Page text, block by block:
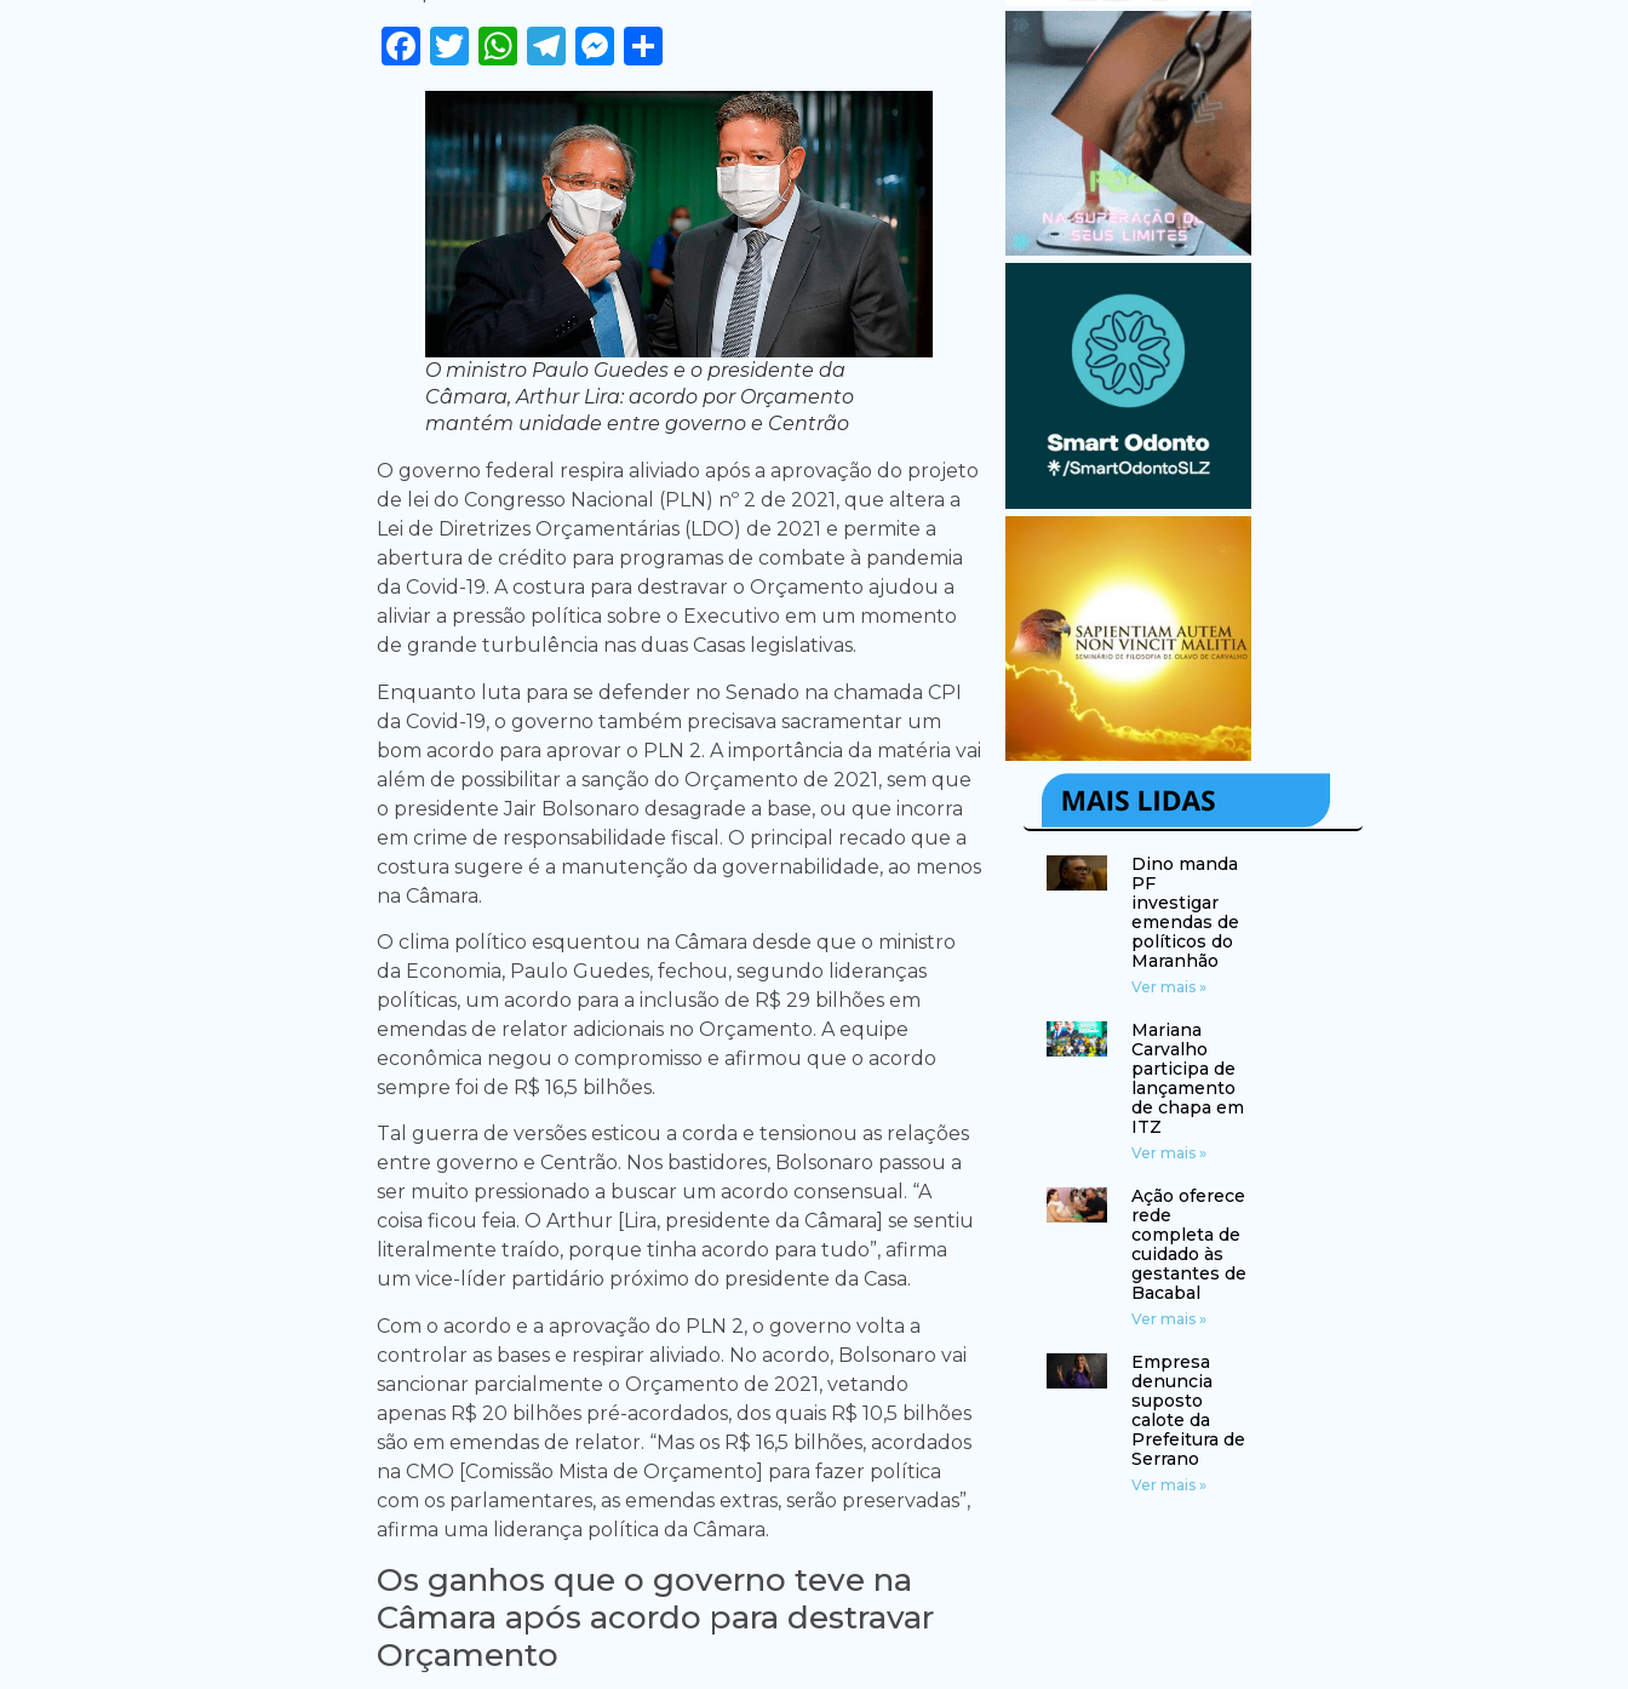
Facebook
Twitter
WhatsApp
Telegram
Messenger
O ministro Paulo Guedes e o presidente da
Câmara, Arthur Lira: acordo por Orçamento
mantém unidade entre governo e Centrão
O governo federal respira aliviado após a aprovação do projeto
de lei do Congresso Nacional (PLN) nº 2 de 2021, que altera a
Lei de Diretrizes Orçamentárias (LDO) de 2021 e permite a
abertura de crédito para programas de combate à pandemia
da Covid-19. A costura para destravar o Orçamento ajudou a
aliviar a pressão política sobre o Executivo em um momento
de grande turbulência nas duas Casas legislativas.
Enquanto luta para se defender no Senado na chamada CPI
da Covid-19, o governo também precisava sacramentar um
bom acordo para aprovar o PLN 2. A importância da matéria vai
além de possibilitar a sanção do Orçamento de 2021, sem que
o presidente Jair Bolsonaro desagrade a base, ou que incorra
em crime de responsabilidade fiscal. O principal recado que a
costura sugere é a manutenção da governabilidade, ao menos
na Câmara.
O clima político esquentou na Câmara desde que o ministro
da Economia, Paulo Guedes, fechou, segundo lideranças
políticas, um acordo para a inclusão de R$ 29 bilhões em
emendas de relator adicionais no Orçamento. A equipe
econômica negou o compromisso e afirmou que o acordo
sempre foi de R$ 16,5 bilhões.
Tal guerra de versões esticou a corda e tensionou as relações
entre governo e Centrão. Nos bastidores, Bolsonaro passou a
ser muito pressionado a buscar um acordo consensual. “A
coisa ficou feia. O Arthur [Lira, presidente da Câmara] se sentiu
literalmente traído, porque tinha acordo para tudo”, afirma
um vice-líder partidário próximo do presidente da Casa.
Com o acordo e a aprovação do PLN 2, o governo volta a
controlar as bases e respirar aliviado. No acordo, Bolsonaro vai
sancionar parcialmente o Orçamento de 2021, vetando
apenas R$ 20 bilhões pré-acordados, dos quais R$ 10,5 bilhões
são em emendas de relator. “Mas os R$ 16,5 bilhões, acordados
na CMO [Comissão Mista de Orçamento] para fazer política
com os parlamentares, as emendas extras, serão preservadas”,
afirma uma liderança política da Câmara.
Os ganhos que o governo teve na
Câmara após acordo para destravar
Orçamento
Dino manda
PF
investigar
emendas de
políticos do
Maranhão
Ver mais »
Mariana
Carvalho
participa de
lançamento
de chapa em
ITZ
Ver mais »
Ação oferece
rede
completa de
cuidado às
gestantes de
Bacabal
Ver mais »
Empresa
denuncia
suposto
calote da
Prefeitura de
Serrano
Ver mais »